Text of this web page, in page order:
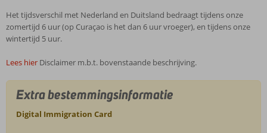
Het tijdsverschil met Nederland en Duitsland bedraagt tijdens onze
zomertijd 6 uur (op Curaçao is het dan 6 uur vroeger), en tijdens onze
wintertijd 5 uur.
Lees hier Disclaimer m.b.t. bovenstaande beschrijving.
Extra bestemmingsinformatie
Digital Immigration Card